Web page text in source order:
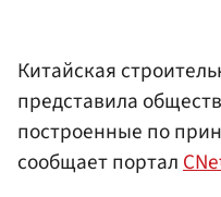
Китайская
представила
построенные по
сообщает портал